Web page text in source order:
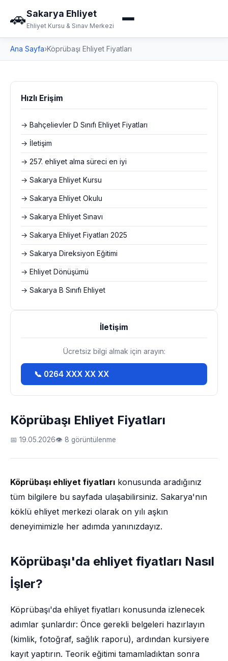
🚗Sakarya Ehliyet
Ehliyet Kursu & Sınav Merkezi
Ana Sayfa›Köprübaşı Ehliyet Fiyatları
Köprübaşı Ehliyet Fiyatları
📅 19.05.2026👁 8 görüntülenme
Köprübaşı ehliyet fiyatları konusunda aradığınız
tüm bilgilere bu sayfada ulaşabilirsiniz. Sakarya'nın
köklü ehliyet merkezi olarak on yılı aşkın
deneyimimizle her adımda yanınızdayız.
Köprübaşı'da ehliyet fiyatları Nasıl
İşler?
Köprübaşı'da ehliyet fiyatları konusunda izlenecek
adımlar şunlardır: Önce gerekli belgeleri hazırlayın
(kimlik, fotoğraf, sağlık raporu), ardından kursiyere
kayıt yaptırın. Teorik eğitimi tamamladıktan sonra
Hızlı Erişim
→ Bahçelievler D Sınıfı Ehliyet Fiyatları
→ İletişim
→ 257. ehliyet alma süreci en iyi
→ Sakarya Ehliyet Kursu
→ Sakarya Ehliyet Okulu
→ Sakarya Ehliyet Sınavı
→ Sakarya Ehliyet Fiyatları 2025
→ Sakarya Direksiyon Eğitimi
→ Ehliyet Dönüşümü
→ Sakarya B Sınıfı Ehliyet
İletişim
Ücretsiz bilgi almak için arayın:
📞 0264 XXX XX XX